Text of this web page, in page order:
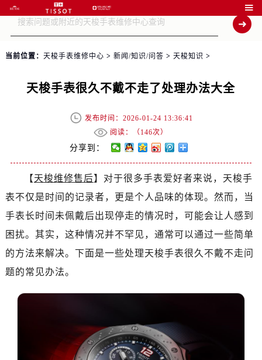

当前位置： 天梭手表维修中心 > 新闻/知识/问答 > 天梭知识 >
天梭手表很久不戴不走了处理办法大全
发布时间：2026-01-24 13:36:41
阅读：（146次）
分享到：
【天梭维修售后】对于很多手表爱好者来说，天梭手
表不仅是时间的记录者，更是个人品味的体现。然而，当
手表长时间未佩戴后出现停走的情况时，可能会让人感到
困扰。其实，这种情况并不罕见，通常可以通过一些简单
的方法来解决。下面是一些处理天梭手表很久不戴不走问
题的常见办法。